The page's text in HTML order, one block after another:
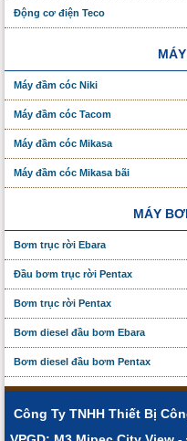
Động cơ điện Teco
Máy đầm cóc Niki
Máy đầm cóc Tacom
Máy đầm cóc Mikasa
Máy đầm cóc Mikasa bãi
MÁY
Bơm trục rời Ebara
Đầu bơm trục rời Pentax
Bơm trục rời Pentax
Bơm diesel đầu bơm Ebara
Bơm diesel đầu bơm Pentax
Công Ty TNHH Thiết Bị